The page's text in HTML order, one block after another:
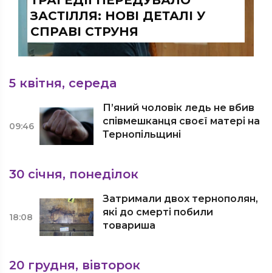
ЗАСТІЛЛЯ: НОВІ ДЕТАЛІ У
СПРАВІ СТРУНЯ
5 квітня, середа
09:46
П’яний чоловік ледь не вбив
співмешканця своєї матері на
Тернопільщині
30 січня, понеділок
18:08
Затримали двох тернополян,
які до смерті побили
товариша
20 грудня, вівторок